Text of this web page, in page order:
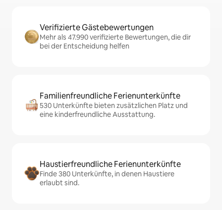
Verifizierte Gästebewertungen
Mehr als 47.990 verifizierte Bewertungen, die dir
bei der Entscheidung helfen
Familienfreundliche Ferienunterkünfte
530 Unterkünfte bieten zusätzlichen Platz und
eine kinderfreundliche Ausstattung.
Haustierfreundliche Ferienunterkünfte
Finde 380 Unterkünfte, in denen Haustiere
erlaubt sind.